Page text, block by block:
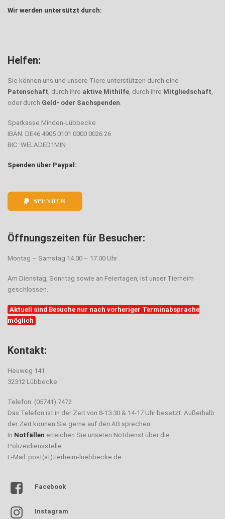
Wir werden untersützt durch:
Helfen:
Sie können uns und unsere Tiere unterstützen durch eine
Patenschaft, durch ihre aktive Mithilfe, durch ihre Mitgliedschaft,
oder durch Geld- oder Sachspenden.
Sparkasse Minden-Lübbecke
IBAN: DE46 4905 0101 0000 0026 26
BIC: WELADED1MIN
Spenden über Paypal:
SPENDEN
Öffnungszeiten für Besucher:
Montag – Samstag 14.00 – 17.00 Uhr
Am Dienstag, Sonntag sowie an Feiertagen, ist unser Tierheim
geschlossen.
Aktuell sind Besuche nur nach vorheriger Terminabsprache
möglich
Kontakt:
Heuweg 141
32312 Lübbecke
Telefon: (05741) 7472
Das Telefon ist in der Zeit von 8-13.30 & 14-17 Uhr besetzt. Außerhalb
der Zeit können Sie gerne auf den AB sprechen.
In Notfällen erreichen Sie unseren Notdienst über die
Polizeidiensstelle.
E-Mail: post(at)tierheim-luebbecke.de
Facebook
Instagram